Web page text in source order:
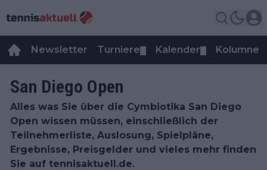
Newsletter Turniere Kalender Kolumnen
San Diego Open
Alles was Sie über die Cymbiotika San Diego
Open wissen müssen, einschließlich der
Teilnehmerliste, Auslosung, Spielpläne,
Ergebnisse, Preisgelder und vieles mehr finden
Sie auf tennisaktuell.de.